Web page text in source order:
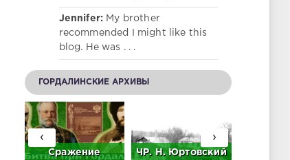
Jennifer: My brother
recommended I might like this
blog. He was . . .
ГОРДАЛИНСКИЕ АРХИВЫ
Сражение
ЧР. Н. Юртовский
›
‹